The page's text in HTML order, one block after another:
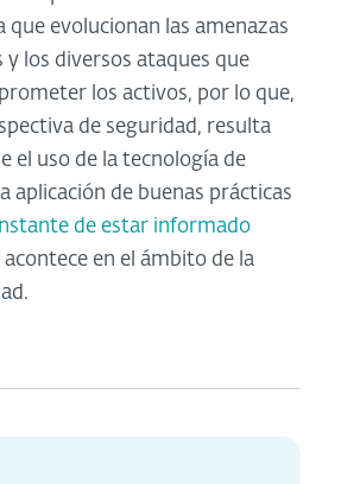
que evolucionan las amenazas
los diversos ataques que
los activos, por lo que,
de seguridad, resulta
el uso de la tecnología de
aplicación de buenas prácticas
de estar informado
en el ámbito de la